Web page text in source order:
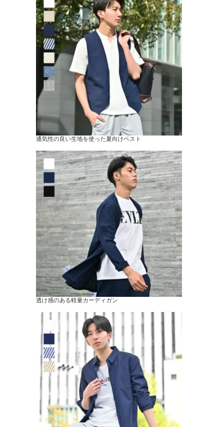
通気性の良い生地を使った夏向けベスト
透け感のある軽量カーディガン